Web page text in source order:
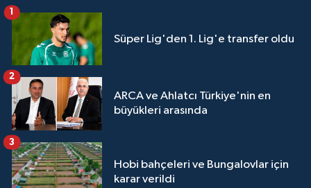
Süper Lig'den 1. Lig'e transfer oldu
1
ARCA ve Ahlatcı Türkiye'nin en
büyükleri arasında
2
Hobi bahçeleri ve Bungalovlar için
karar verildi
3